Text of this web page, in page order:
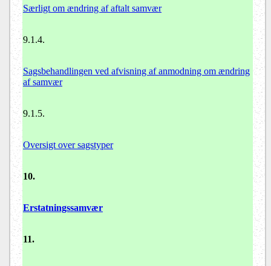
Særligt om ændring af aftalt samvær
9.1.4.
Sagsbehandlingen ved afvisning af anmodning om ændring
af samvær
9.1.5.
Oversigt over sagstyper
10.
Erstatningssamvær
11.